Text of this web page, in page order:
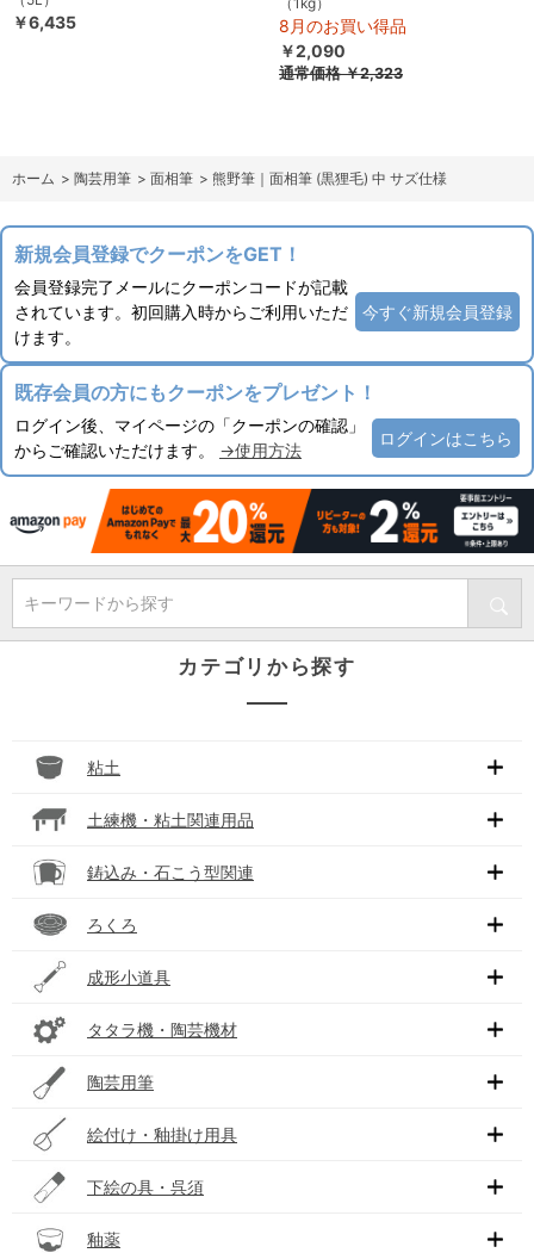
￥6,435
8月のお買い得品
￥2,090
通常価格￥2,323
ホーム > 陶芸用筆 > 面相筆 > 熊野筆｜面相筆 (黒狸毛) 中 サズ仕様
新規会員登録でクーポンをGET！
会員登録完了メールにクーポンコードが記載
されています。初回購入時からご利用いただ
けます。
今すぐ新規会員登録
既存会員の方にもクーポンをプレゼント！
ログイン後、マイページの「クーポンの確認」
からご確認いただけます。 →使用方法
ログインはこちら
キーワードから探す
カテゴリから探す
粘土
土練機・粘土関連用品
鋳込み・石こう型関連
ろくろ
成形小道具
タタラ機・陶芸機材
陶芸用筆
絵付け・釉掛け用具
下絵の具・呉須
釉薬